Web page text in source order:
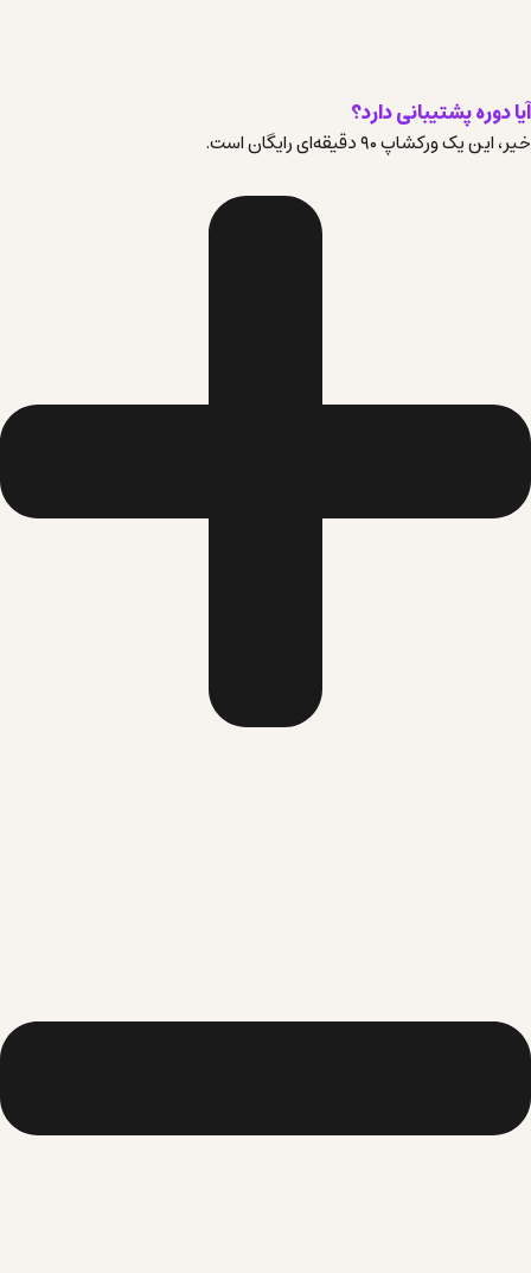
آیا دوره پشتیبانی دارد؟
خیر، این یک ورکشاپ ۹۰ دقیقه‌ای رایگان است.